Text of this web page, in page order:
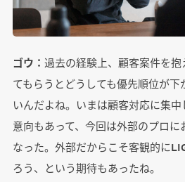
ゴウ： 過去の経験上、顧客案件を
てもらうとどうしても優先順位が
いんだよね。いまは顧客対応に集
意向もあって、今回は外部のプロ
なった。外部だからこそ客観的に
ろう、という期待もあったね。